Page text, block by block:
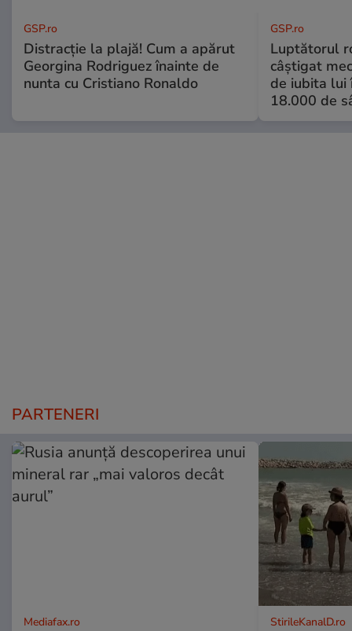
GSP.ro
Distracție la plajă! Cum a apărut
Georgina Rodriguez înainte de
nunta cu Cristiano Ronaldo
GSP.ro
Luptătorul
câștigat
de iubita lui
18.000 de
PARTENERI
Mediafax.ro StirileKanalD.ro